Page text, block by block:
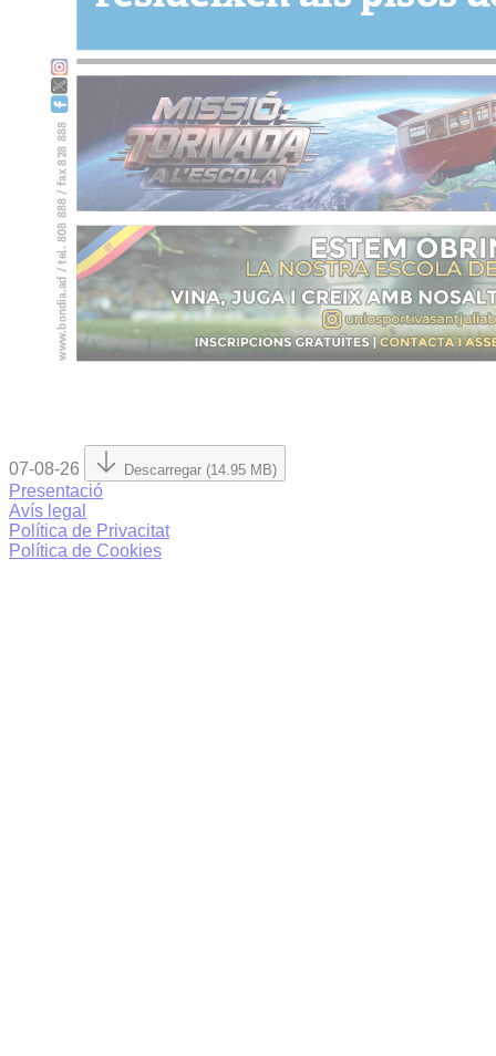
07-08-26 Descarregar (14.95 MB)
Presentació
Avís legal
Política de Privacitat
Política de Cookies